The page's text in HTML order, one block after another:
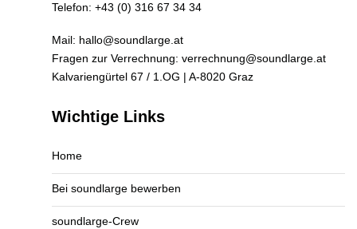
Telefon: +43 (0) 316 67 34 34
Mail: hallo@soundlarge.at
Fragen zur Verrechnung: verrechnung@soundlarge.at
Kalvariengürtel 67 / 1.OG | A-8020 Graz
Wichtige Links
Home
Bei soundlarge bewerben
soundlarge-Crew